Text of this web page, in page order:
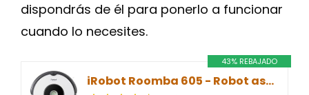
dispondrás de él para ponerlo a funcionar
cuando lo necesites.
43% REBAJADO
iRobot Roomba 605 - Robot aspirador, Bueno para alfombras y suelos duros, Tecnología Dirt Detect, Sistema de limpieza en tres fases